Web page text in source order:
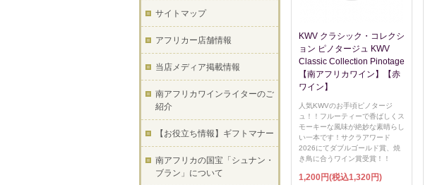
KWV クラシック・コレクシ
ョン ピノタージュ KWV
Classic Collection Pinotage
【南アフリカワイン】【赤
ワイン】
人気KWVのお手頃ピノタージ
ュ！！フルーティーで香ばしくス
モーキーな風味が絶妙な素晴らし
い一本です！サクラアワード
2026にてダブルゴールド賞、焼
き鳥に合うワイン賞受賞！！
1,200円(税込1,320円)
サイトマップ
アフリカー店舗情報
当店メディア掲載情報
南アフリカワインライターのご
紹介
【お役立ち情報】ギフトマナー
南アフリカの国宝「シュナン・
ブラン」について